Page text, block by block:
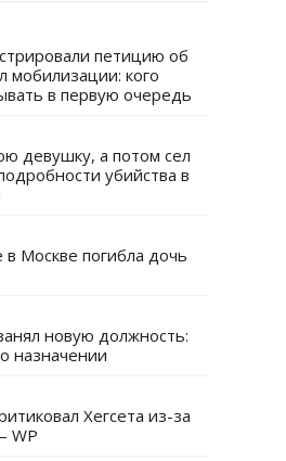
петицию об
мобилизации: кого
в первую очередь
девушку, а потом сел
убийства в
Москве погибла дочь
новую должность:
назначении
Хегсета из-за
WP